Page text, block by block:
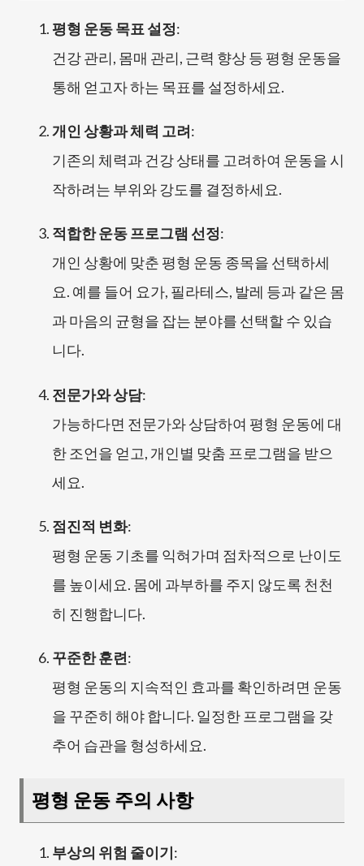
평형 운동 목표 설정:
건강 관리, 몸매 관리, 근력 향상 등 평형 운동을
통해 얻고자 하는 목표를 설정하세요.
개인 상황과 체력 고려:
기존의 체력과 건강 상태를 고려하여 운동을 시
작하려는 부위와 강도를 결정하세요.
적합한 운동 프로그램 선정:
개인 상황에 맞춘 평형 운동 종목을 선택하세
요. 예를 들어 요가, 필라테스, 발레 등과 같은 몸
과 마음의 균형을 잡는 분야를 선택할 수 있습
니다.
전문가와 상담:
가능하다면 전문가와 상담하여 평형 운동에 대
한 조언을 얻고, 개인별 맞춤 프로그램을 받으
세요.
점진적 변화:
평형 운동 기초를 익혀가며 점차적으로 난이도
를 높이세요. 몸에 과부하를 주지 않도록 천천
히 진행합니다.
꾸준한 훈련:
평형 운동의 지속적인 효과를 확인하려면 운동
을 꾸준히 해야 합니다. 일정한 프로그램을 갖
추어 습관을 형성하세요.
평형 운동 주의 사항
부상의 위험 줄이기: